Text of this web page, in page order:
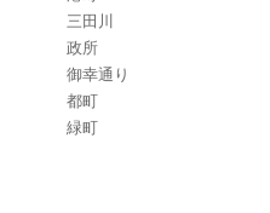
三田川
政所
御幸通り
都町
緑町